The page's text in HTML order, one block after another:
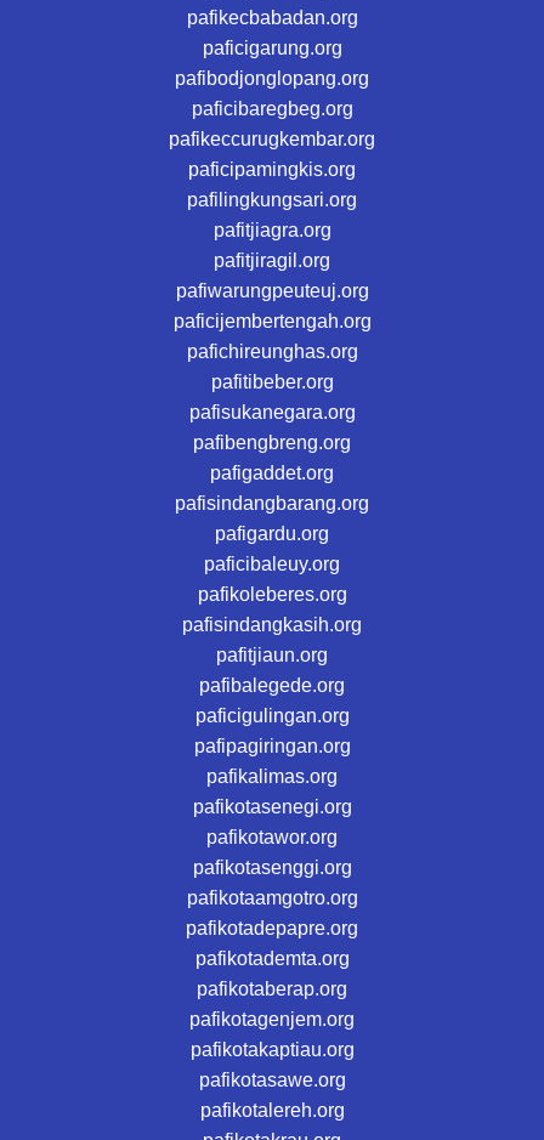
pafikecbabadan.org
paficigarung.org
pafibodjonglopang.org
paficibaregbeg.org
pafikeccurugkembar.org
paficipamingkis.org
pafilingkungsari.org
pafitjiagra.org
pafitjiragil.org
pafiwarungpeuteuj.org
paficijembertengah.org
pafichireunghas.org
pafitibeber.org
pafisukanegara.org
pafibengbreng.org
pafigaddet.org
pafisindangbarang.org
pafigardu.org
paficibaleuy.org
pafikoleberes.org
pafisindangkasih.org
pafitjiaun.org
pafibalegede.org
paficigulingan.org
pafipagiringan.org
pafikalimas.org
pafikotasenegi.org
pafikotawor.org
pafikotasenggi.org
pafikotaamgotro.org
pafikotadepapre.org
pafikotademta.org
pafikotaberap.org
pafikotagenjem.org
pafikotakaptiau.org
pafikotasawe.org
pafikotalereh.org